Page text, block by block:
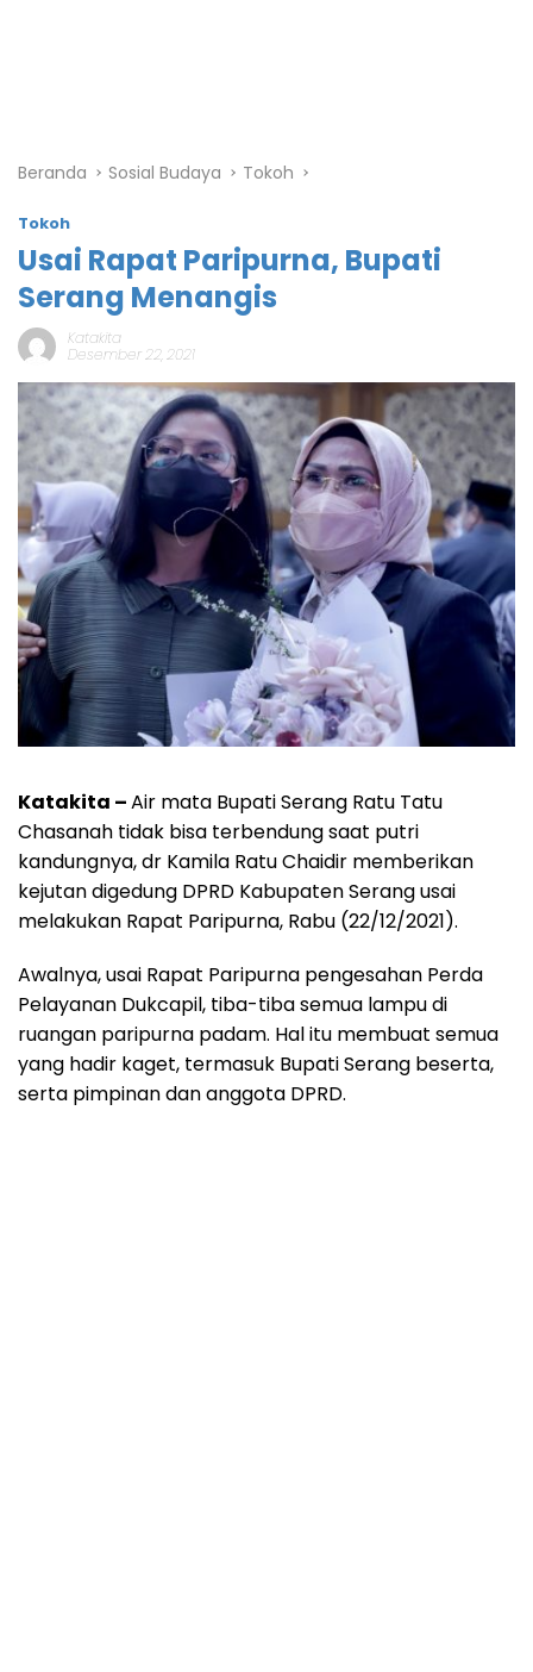
Beranda Sosial Budaya Tokoh
Tokoh
Usai Rapat Paripurna, Bupati
Serang Menangis
Katakita
Desember 22, 2021
Katakita –Air mata Bupati Serang Ratu Tatu
Chasanah tidak bisa terbendung saat putri
kandungnya, dr Kamila Ratu Chaidir memberikan
kejutan digedung DPRD Kabupaten Serang usai
melakukan Rapat Paripurna, Rabu (22/12/2021).
Awalnya, usai Rapat Paripurna pengesahan Perda
Pelayanan Dukcapil, tiba-tiba semua lampu di
ruangan paripurna padam. Hal itu membuat semua
yang hadir kaget, termasuk Bupati Serang beserta,
serta pimpinan dan anggota DPRD.